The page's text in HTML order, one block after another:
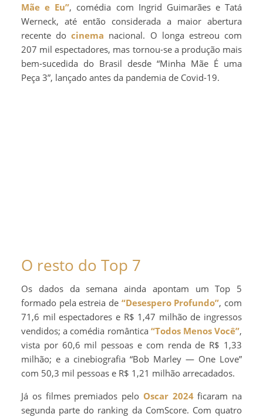
Mãe e Eu”, comédia com Ingrid Guimarães e Tatá
Werneck, até então considerada a maior abertura
recente docinema nacional. O longa estreou com
207 mil espectadores, mas tornou-se a produção mais
bem-sucedida do Brasil desde “Minha Mãe É uma
Peça 3”, lançado antes da pandemia de Covid-19.
O resto do Top 7
Os dados da semana ainda apontam um Top 5
formado pela estreia de “Desespero Profundo”, com
71,6 mil espectadores e R$ 1,47 milhão de ingressos
vendidos; a comédia romântica “Todos Menos Você”,
vista por 60,6 mil pessoas e com renda de R$ 1,33
milhão; e a cinebiografia “Bob Marley — One Love”
com 50,3 mil pessoas e R$ 1,21 milhão arrecadados.
Já os filmes premiados pelo Oscar 2024ficaram na
segunda parte do ranking da ComScore. Com quatro